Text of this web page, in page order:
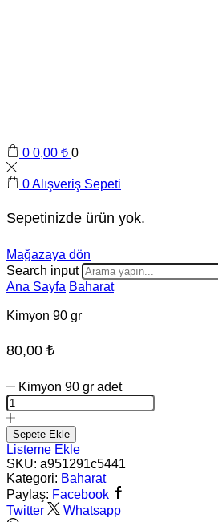
0 0,00 ₺ 0
0Alışveriş Sepeti
Sepetinizde ürün yok.
Mağazaya dön
Search input
Ana Sayfa Baharat
Kimyon 90 gr
80,00 ₺
Kimyon 90 gr adet
Sepete Ekle
Listeme Ekle
SKU: a951291c5441
Kategori: Baharat
Paylaş: Facebook
Twitter
Whatsapp